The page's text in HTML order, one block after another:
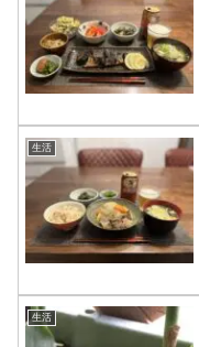
生活
生活